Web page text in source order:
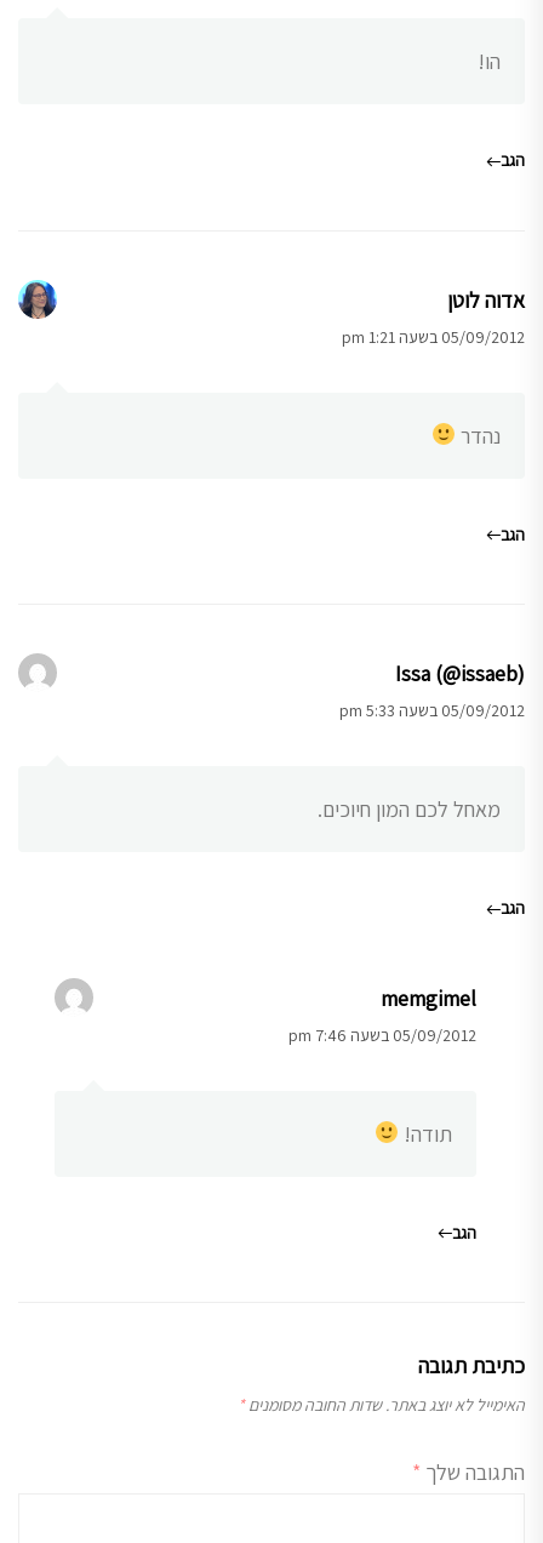
הו!
הגב
אדוה לוטן
05/09/2012 בשעה 1:21 pm
נהדר
הגב
Issa (@issaeb)
05/09/2012 בשעה 5:33 pm
מאחל לכם המון חיוכים.
הגב
memgimel
05/09/2012 בשעה 7:46 pm
תודה!
הגב
כתיבת תגובה
האימייל לא יוצג באתר. שדות החובה מסומנים*
התגובה שלך *